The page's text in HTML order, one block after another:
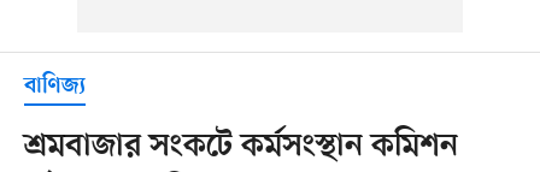
বাণিজ্য
শ্রমবাজার সংকটে কর্মসংস্থান কমিশন